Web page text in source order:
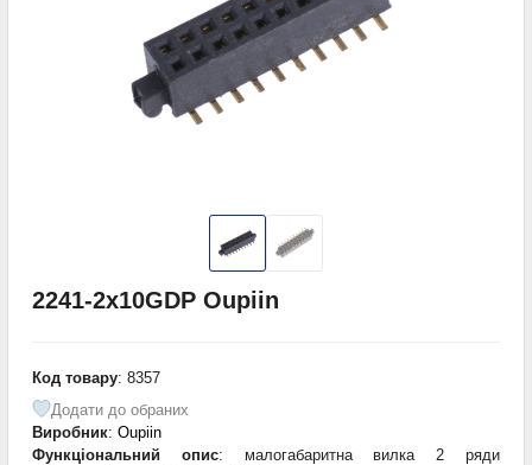
2241-2х10GDP Oupiin
Код товару: 8357
Додати до обраних
Виробник: Oupiin
Функціональний опис: малогабаритна вилка 2 ряди